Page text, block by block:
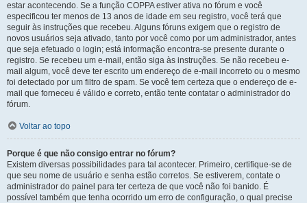
estar acontecendo. Se a função COPPA estiver ativa no fórum e você
especificou ter menos de 13 anos de idade em seu registro, você terá que
seguir às instruções que recebeu. Alguns fóruns exigem que o registro de
novos usuários seja ativado, tanto por você como por um administrador, antes
que seja efetuado o login; está informação encontra-se presente durante o
registro. Se recebeu um e-mail, então siga às instruções. Se não recebeu e-
mail algum, você deve ter escrito um endereço de e-mail incorreto ou o mesmo
foi detectado por um filtro de spam. Se você tem certeza que o endereço de e-
mail que forneceu é válido e correto, então tente contatar o administrador do
fórum.
Voltar ao topo
Porque é que não consigo entrar no fórum?
Existem diversas possibilidades para tal acontecer. Primeiro, certifique-se de
que seu nome de usuário e senha estão corretos. Se estiverem, contate o
administrador do painel para ter certeza de que você não foi banido. É
possível também que tenha ocorrido um erro de configuração, o qual precise